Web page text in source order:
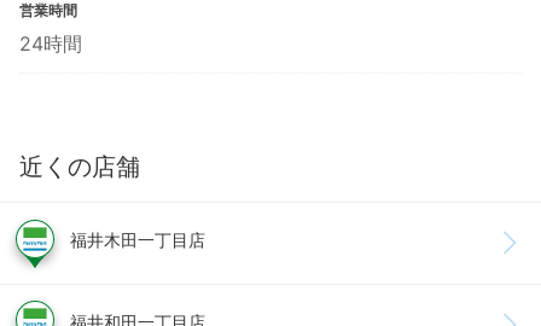
営業時間
24時間
近くの店舗
福井木田一丁目店
福井和田一丁目店